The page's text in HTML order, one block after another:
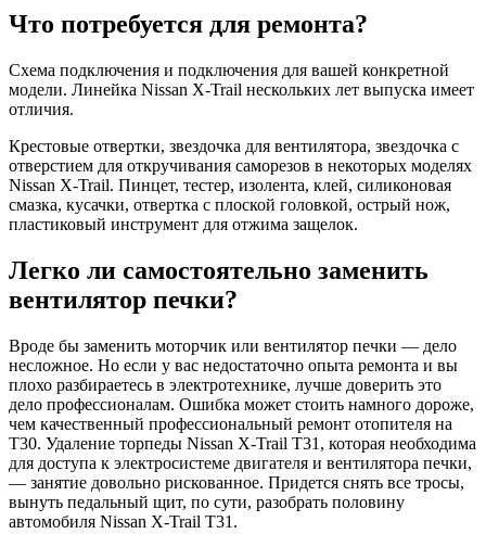
Что потребуется для ремонта?
Схема подключения и подключения для вашей конкретной
модели. Линейка Nissan X-Trail нескольких лет выпуска имеет
отличия.
Крестовые отвертки, звездочка для вентилятора, звездочка с
отверстием для откручивания саморезов в некоторых моделях
Nissan X-Trail. Пинцет, тестер, изолента, клей, силиконовая
смазка, кусачки, отвертка с плоской головкой, острый нож,
пластиковый инструмент для отжима защелок.
Легко ли самостоятельно заменить
вентилятор печки?
Вроде бы заменить моторчик или вентилятор печки — дело
несложное. Но если у вас недостаточно опыта ремонта и вы
плохо разбираетесь в электротехнике, лучше доверить это
дело профессионалам. Ошибка может стоить намного дороже,
чем качественный профессиональный ремонт отопителя на
Т30. Удаление торпеды Nissan X-Trail T31, которая необходима
для доступа к электросистеме двигателя и вентилятора печки,
— занятие довольно рискованное. Придется снять все тросы,
вынуть педальный щит, по сути, разобрать половину
автомобиля Nissan X-Trail T31.